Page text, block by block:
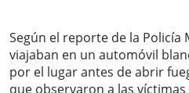
Según el reporte de la Policía
viajaban en un automóvil
por el lugar antes de abrir
que observaron a las